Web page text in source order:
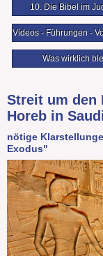
10. Die Bibel im
Videos - Führungen -
Was wirklich
Streit um den
Horeb in
nötige
Exodus"